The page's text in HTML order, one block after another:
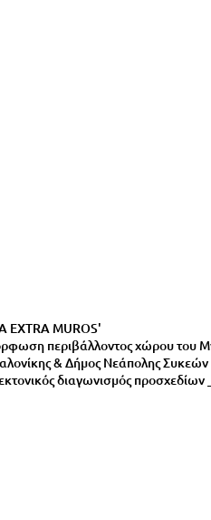
EXTRA MUROS'
περιβάλλοντος χώρου του
& Δήμος Νεάπολης Συκεών
διαγωνισμός